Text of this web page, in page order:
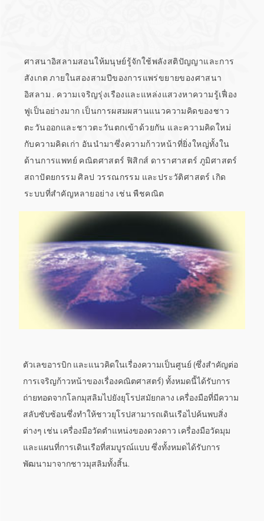
ศาสนาอิสลามสอนให้มนุษย์รู้จักใช้พลังสติปัญญาและการ
สังเกต ภายในสองสามปีของการแพร่ขยายของศาสนา
อิสลาม . ความเจริญรุ่งเรืองและแหล่งแสวงหาความรู้เฟื่อง
ฟูเป็นอย่างมาก เป็นการผสมผสานแนวความคิดของชาว
ตะวันออกและชาวตะวันตกเข้าด้วยกัน และความคิดใหม่
กับความคิดเก่า อันนำมาซึ่งความก้าวหน้าที่ยิ่งใหญ่ทั้งใน
ด้านการแพทย์ คณิตศาสตร์ ฟิสิกส์ ดาราศาสตร์ ภูมิศาสตร์
สถาปัตยกรรม ศิลป วรรณกรรม และประวัติศาสตร์ เกิด
ระบบที่สำคัญหลายอย่าง เช่น พืชคณิต
ตัวเลขอารบิก และแนวคิดในเรื่องความเป็นศูนย์ (ซึ่งสำคัญต่อ
การเจริญก้าวหน้าของเรื่องคณิตศาสตร์) ทั้งหมดนี้ได้รับการ
ถ่ายทอดจากโลกมุสลิมไปยังยุโรปสมัยกลาง เครื่องมือที่มีความ
สลับซับซ้อนซึ่งทำให้ชาวยุโรปสามารถเดินเรือไปค้นพบสิ่ง
ต่างๆ เช่น เครื่องมือวัดตำแหน่งของดวงดาว เครื่องมือวัดมุม
และแผนที่การเดินเรือที่สมบูรณ์แบบ ซึ่งทั้งหมดได้รับการ
พัฒนามาจากชาวมุสลิมทั้งสิ้น.